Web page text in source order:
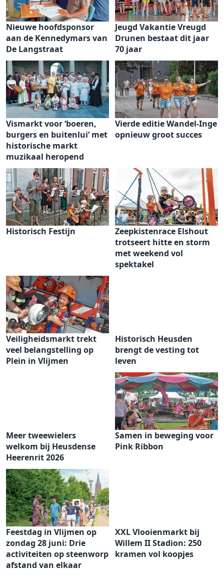
Nieuwe hoofdsponsor
aan de Kennedymars van
De Langstraat
Jeugd Vakantie Vreugd
Drunen bestaat dit jaar
70 jaar
Vismarkt voor ‘boeren,
burgers en buitenlui’ met
historische markt
muzikaal heropend
Vierde editie Wandel-Inge
opnieuw groot succes
Historisch Festijn
Zeepkistenrace Elshout
trotseert hitte en storm
met weekend vol
spektakel
Veiligheidsmarkt trekt
veel belangstelling op
Plein in Vlijmen
Historisch Heusden
brengt de vesting tot
leven
Meer tweewielers
welkom bij Heusdense
Heerenrit 2026
Samen in beweging voor
Pink Ribbon
Feestdag in Vlijmen op
zondag 28 juni: Drie
activiteiten op steenworp
afstand van elkaar
XXL Vlooienmarkt bij
Willem II Stadion: 250
kramen vol koopjes